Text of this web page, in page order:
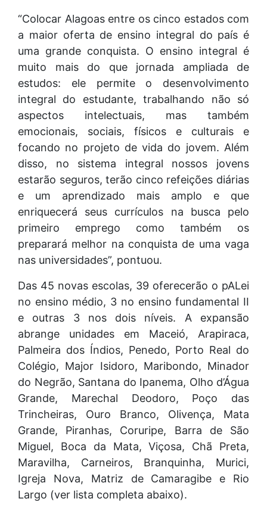
“Colocar Alagoas entre os cinco estados com
a maior oferta de ensino integral do país é
uma grande conquista. O ensino integral é
muito mais do que jornada ampliada de
estudos: ele permite o desenvolvimento
integral do estudante, trabalhando não só
aspectos intelectuais, mas também
emocionais, sociais, físicos e culturais e
focando no projeto de vida do jovem. Além
disso, no sistema integral nossos jovens
estarão seguros, terão cinco refeições diárias
e um aprendizado mais amplo e que
enriquecerá seus currículos na busca pelo
primeiro emprego como também os
preparará melhor na conquista de uma vaga
nas universidades”, pontuou.
Das 45 novas escolas, 39 oferecerão o pALei
no ensino médio, 3 no ensino fundamental II
e outras 3 nos dois níveis. A expansão
abrange unidades em Maceió, Arapiraca,
Palmeira dos Índios, Penedo, Porto Real do
Colégio, Major Isidoro, Maribondo, Minador
do Negrão, Santana do Ipanema, Olho d’Água
Grande, Marechal Deodoro, Poço das
Trincheiras, Ouro Branco, Olivença, Mata
Grande, Piranhas, Coruripe, Barra de São
Miguel, Boca da Mata, Viçosa, Chã Preta,
Maravilha, Carneiros, Branquinha, Murici,
Igreja Nova, Matriz de Camaragibe e Rio
Largo (ver lista completa abaixo).